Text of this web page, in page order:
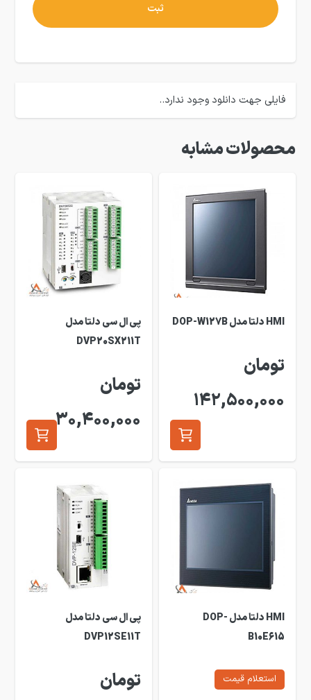
فایلی جهت دانلود وجود ندارد..
محصولات مشابه
HMI دلتا مدل DOP-W127B
تومان
142,500,000
پی ال سی دلتا مدل
DVP20SX211T
تومان
30,400,000
HMI دلتا مدل DOP-
B10E615
استعلام قیمت
پی ال سی دلتا مدل
DVP12SE11T
تومان